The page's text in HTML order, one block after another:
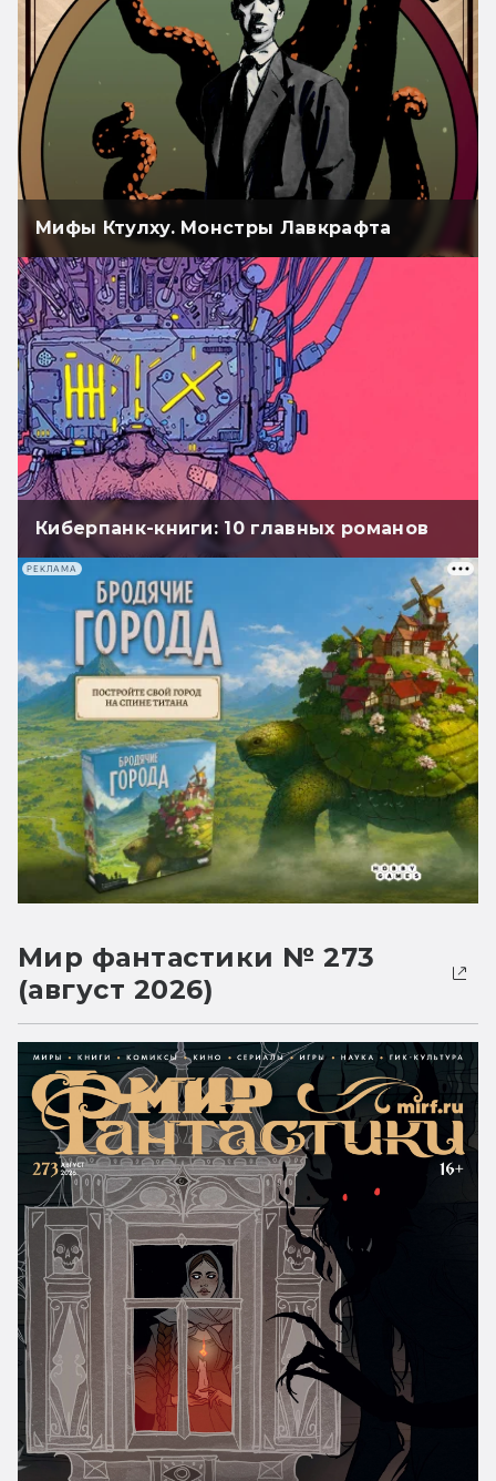
Мифы Ктулху. Монстры Лавкрафта
Киберпанк-книги: 10 главных романов
РЕКЛАМА
Мир фантастики № 273
(август 2026)